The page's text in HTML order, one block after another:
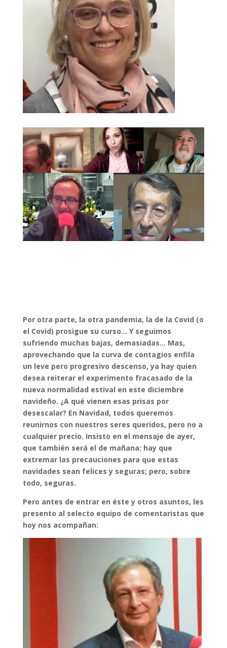
Por otra parte, la otra pandemia, la de la Covid (o
el Covid) prosigue su curso… Y seguimos
sufriendo muchas bajas, demasiadas… Mas,
aprovechando que la curva de contagios enfila
un leve pero progresivo descenso, ya hay quien
desea reiterar el experimento fracasado de la
nueva normalidad estival en este diciembre
navideño. ¿A qué vienen esas prisas por
desescalar? En Navidad, todos queremos
reunirnos con nuestros seres queridos, pero no a
cualquier precio. Insisto en el mensaje de ayer,
que también será el de mañana: hay que
extremar las precauciones para que estas
navidades sean felices y seguras; pero, sobre
todo, seguras.
Pero antes de entrar en éste y otros asuntos, les
presento al selecto equipo de comentaristas que
hoy nos acompañan: